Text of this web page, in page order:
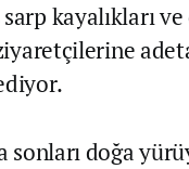
kayalıkları
sonları doğa